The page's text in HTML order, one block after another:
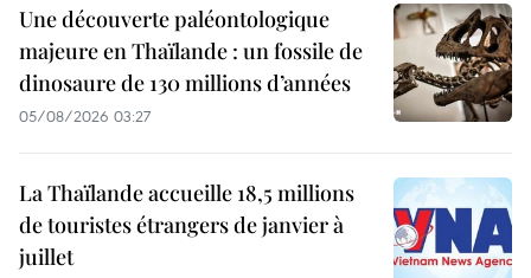
Une découverte paléontologique
majeure en Thaïlande : un fossile de
dinosaure de 130 millions d’années
05/08/2026 03:27
La Thaïlande accueille 18,5 millions
de touristes étrangers de janvier à
juillet